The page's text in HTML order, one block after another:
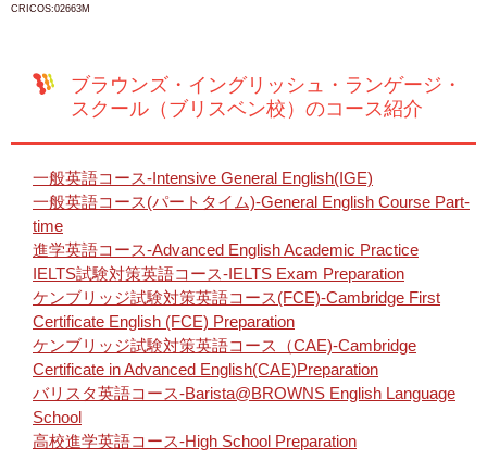
CRICOS:02663M
ブラウンズ・イングリッシュ・ランゲージ・
スクール（ブリスベン校）のコース紹介
一般英語コース-Intensive General English(IGE)
一般英語コース(パートタイム)-General English Course Part-
time
進学英語コース-Advanced English Academic Practice
IELTS試験対策英語コース-IELTS Exam Preparation
ケンブリッジ試験対策英語コース(FCE)-Cambridge First
Certificate English (FCE) Preparation
ケンブリッジ試験対策英語コース（CAE)-Cambridge
Certificate in Advanced English(CAE)Preparation
バリスタ英語コース-Barista@BROWNS English Language
School
高校進学英語コース-High School Preparation